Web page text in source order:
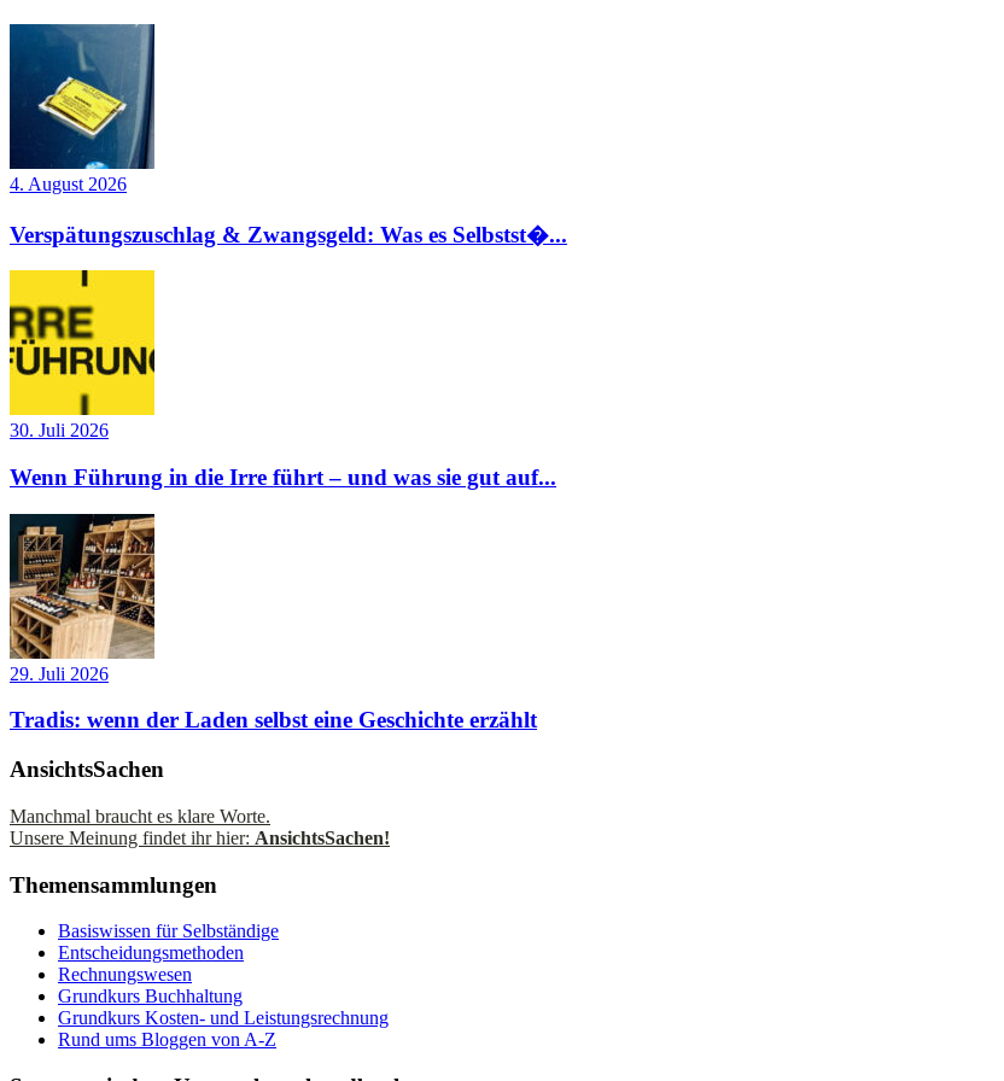
4. August 2026
Verspätungszuschlag & Zwangsgeld: Was es Selbstst�...
30. Juli 2026
Wenn Führung in die Irre führt – und was sie gut auf...
29. Juli 2026
Tradis: wenn der Laden selbst eine Geschichte erzählt
AnsichtsSachen
Manchmal braucht es klare Worte.
Unsere Meinung findet ihr hier: AnsichtsSachen!
Themensammlungen
Basiswissen für Selbständige
Entscheidungsmethoden
Rechnungswesen
Grundkurs Buchhaltung
Grundkurs Kosten- und Leistungsrechnung
Rund ums Bloggen von A-Z